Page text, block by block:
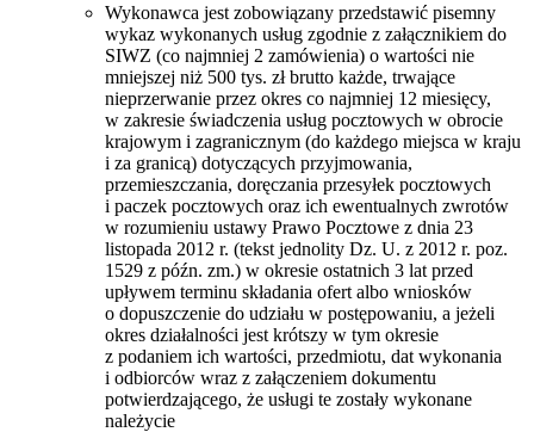
Wykonawca jest zobowiązany przedstawić pisemny
wykaz wykonanych usług zgodnie z załącznikiem do
SIWZ (co najmniej 2 zamówienia) o wartości nie
mniejszej niż 500 tys. zł brutto każde, trwające
nieprzerwanie przez okres co najmniej 12 miesięcy,
w zakresie świadczenia usług pocztowych w obrocie
krajowym i zagranicznym (do każdego miejsca w kraju
i za granicą) dotyczących przyjmowania,
przemieszczania, doręczania przesyłek pocztowych
i paczek pocztowych oraz ich ewentualnych zwrotów
w rozumieniu ustawy Prawo Pocztowe z dnia 23
listopada 2012 r. (tekst jednolity Dz. U. z 2012 r. poz.
1529 z późn. zm.) w okresie ostatnich 3 lat przed
upływem terminu składania ofert albo wniosków
o dopuszczenie do udziału w postępowaniu, a jeżeli
okres działalności jest krótszy w tym okresie
z podaniem ich wartości, przedmiotu, dat wykonania
i odbiorców wraz z załączeniem dokumentu
potwierdzającego, że usługi te zostały wykonane
należycie